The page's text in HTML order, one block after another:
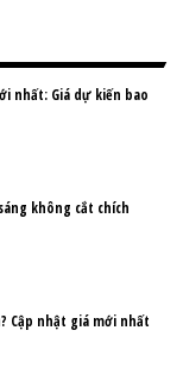
nhất: Giá dự kiến bao
không cắt chích
Cập nhật giá mới nhất